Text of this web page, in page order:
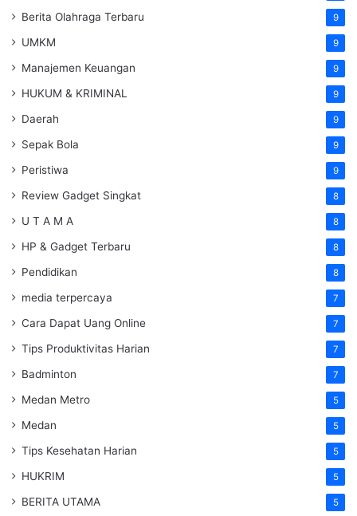
Berita Olahraga Terbaru 9
UMKM 9
Manajemen Keuangan 9
HUKUM & KRIMINAL 9
Daerah 9
Sepak Bola 9
Peristiwa 9
Review Gadget Singkat 8
U T A M A 8
HP & Gadget Terbaru 8
Pendidikan 8
media terpercaya 7
Cara Dapat Uang Online 7
Tips Produktivitas Harian 7
Badminton 7
Medan Metro 5
Medan 5
Tips Kesehatan Harian 5
HUKRIM 5
BERITA UTAMA 5